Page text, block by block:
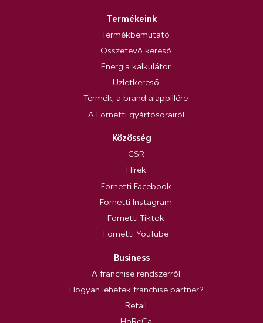
Termékeink
Termékbemutató
Összetevő kereső
Energia kalkulátor
Üzletkereső
Termék, a brand alappillére
A Fornetti gyártósorairól
Közösség
CSR
Hírek
Fornetti Facebook
Fornetti Instagram
Fornetti Tiktok
Fornetti YouTube
Business
A franchise rendszerről
Hogyan lehetek franchise partner?
Retail